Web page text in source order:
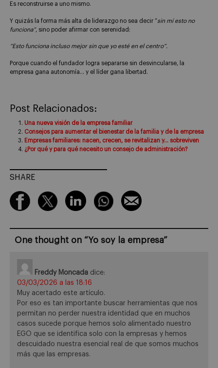
Es reconstruirse a uno mismo.
Y quizás la forma más alta de liderazgo no sea decir “sin mí esto no
funciona”, sino poder afirmar con serenidad:
“Esto funciona incluso mejor sin que yo esté en el centro”.
Porque cuando el fundador logra separarse sin desvincularse, la
empresa gana autonomía… y el líder gana libertad.
Post Relacionados:
Una nueva visión de la empresa familiar
Consejos para aumentar el bienestar de la familia y de la empresa
Empresas familiares: nacen, crecen, se revitalizan y… sobreviven
¿Por qué y para qué necesito un consejo de administración?
SHARE
One thought on “Yo soy la empresa”
Freddy Moncada dice:
03/03/2026 a las 18:16
Muy acertado este artículo.
Por eso es tan importante buscar herramientas que nos
permitan no perder nuestra identidad que en muchos
casos sucede porque hemos solo alimentado nuestro
EGO que se identifica solo con la empresas y hemos
descuidado nuestra esencial real de que somos muchos
más que las empresas.